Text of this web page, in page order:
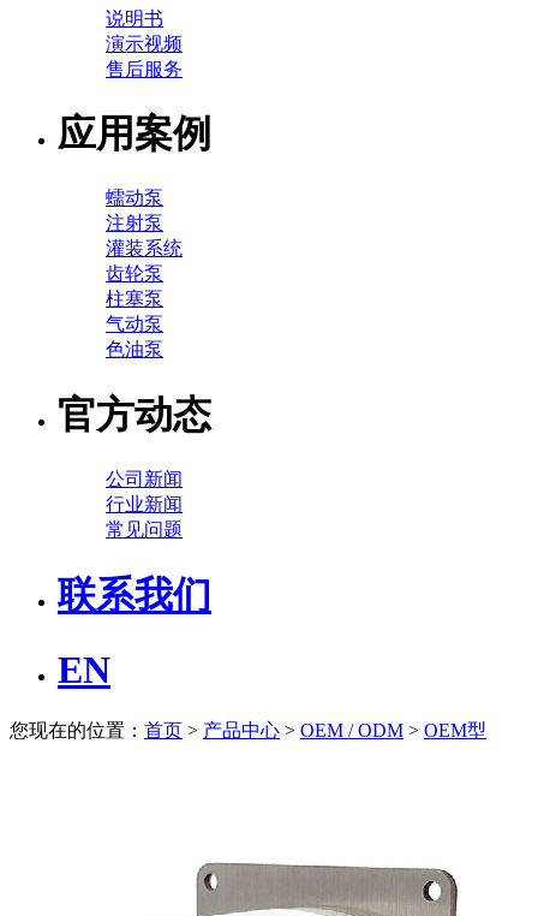
说明书
演示视频
售后服务
应用案例
蠕动泵
注射泵
灌装系统
齿轮泵
柱塞泵
气动泵
色油泵
官方动态
公司新闻
行业新闻
常见问题
联系我们
EN
您现在的位置： 首页 > 产品中心 > OEM / ODM > OEM型